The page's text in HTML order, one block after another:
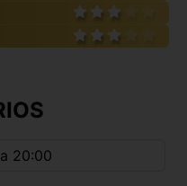
20:00